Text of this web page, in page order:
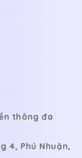
thông đa
4, Phú Nhuận,